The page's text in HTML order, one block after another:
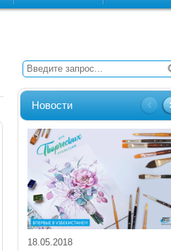
Новости
18.05.2018